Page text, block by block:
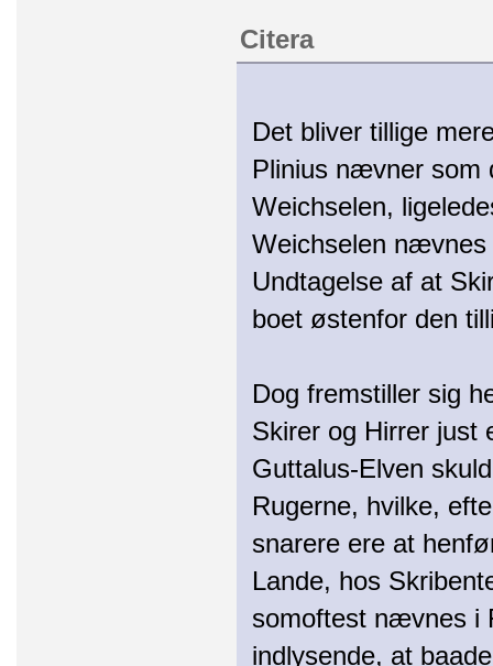
Citera
Det bliver tillige
Plinius nævner som
Weichselen,
Weichselen
Undtagelse af at
boet østenfor den
Dog fremstiller sig
Skirer og Hirrer just
Guttalus-Elven
Rugerne, hvilke,
snarere ere at
Lande, hos
somoftest nævnes i
indlysende, at